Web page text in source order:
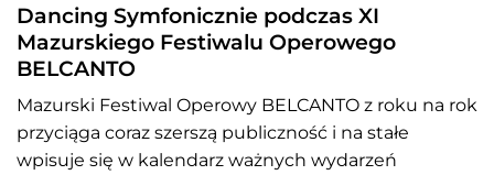
Dancing Symfonicznie podczas XI
Mazurskiego Festiwalu Operowego
BELCANTO
Mazurski Festiwal Operowy BELCANTO z roku na rok
przyciąga coraz szerszą publiczność i na stałe
wpisuje się w kalendarz ważnych wydarzeń